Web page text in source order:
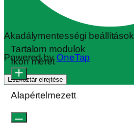
Akadálymentességi beállítások
Powered byOneTap
Eszköztár elrejtése
Tartalom modulok
Ikon méret
Alapértelmezett